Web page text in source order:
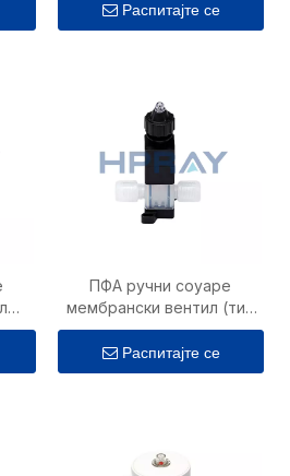
Распитајте се
ПФА ручни соуаре
мембрански вентил (тип
високе температуре)
Распитајте се